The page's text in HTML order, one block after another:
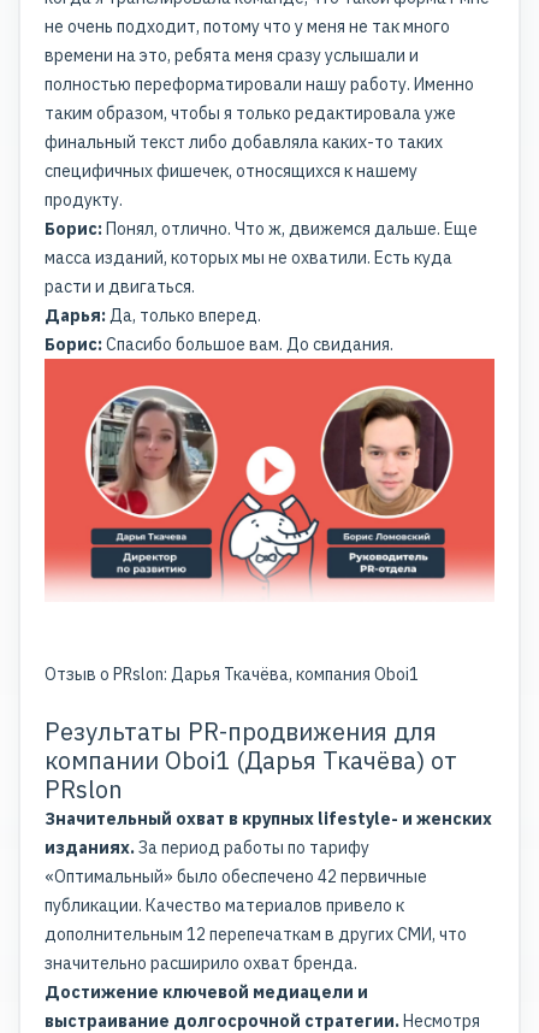
не очень подходит, потому что у меня не так много
времени на это, ребята меня сразу услышали и
полностью переформатировали нашу работу. Именно
таким образом, чтобы я только редактировала уже
финальный текст либо добавляла каких-то таких
специфичных фишечек, относящихся к нашему
продукту.
Борис:Понял, отлично. Что ж, движемся дальше. Еще
масса изданий, которых мы не охватили. Есть куда
расти и двигаться.
Дарья:Да, только вперед.
Борис:Спасибо большое вам. До свидания.
Отзыв о PRslon: Дарья Ткачёва, компания Oboi1
Результаты PR-продвижения для
компании Oboi1 (Дарья Ткачёва) от
PRslon
Значительный охват в крупных lifestyle- и женских
изданиях.За период работы по тарифу
«Оптимальный» было обеспечено 42 первичные
публикации. Качество материалов привело к
дополнительным 12 перепечаткам в других СМИ, что
значительно расширило охват бренда.
Достижение ключевой медиацели и
выстраивание долгосрочной стратегии.Несмотря